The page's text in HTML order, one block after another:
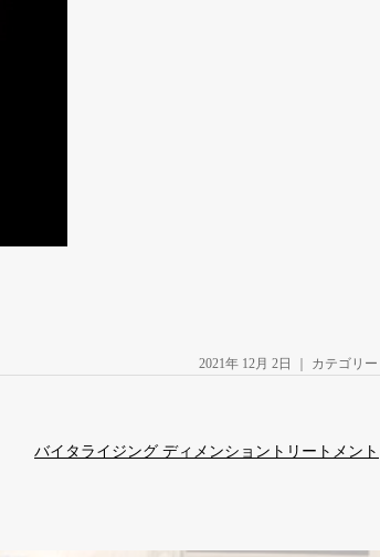
2021年 12月 2日 ｜ カテゴリー
バイタライジング ディメンショントリートメント